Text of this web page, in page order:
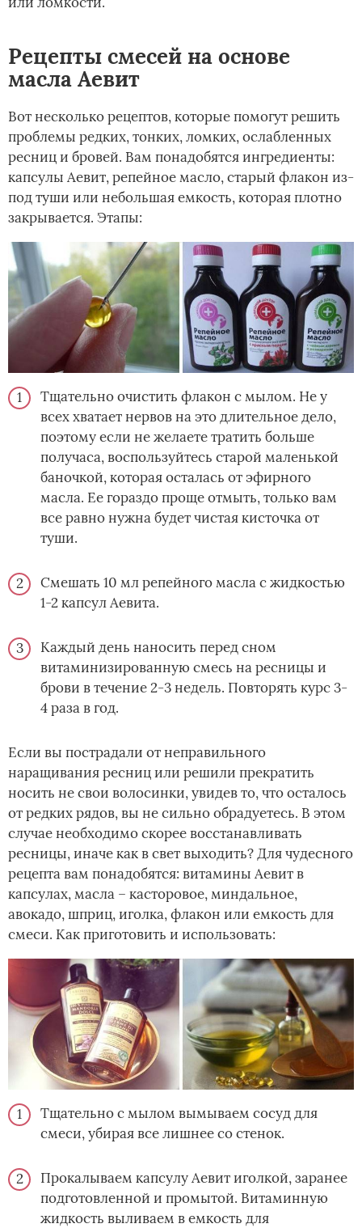
Рецепты смесей на основе
масла Аевит
Вот несколько рецептов, которые помогут решить
проблемы редких, тонких, ломких, ослабленных
ресниц и бровей. Вам понадобятся ингредиенты:
капсулы Аевит, репейное масло, старый флакон из-
под туши или небольшая емкость, которая плотно
закрывается. Этапы:
Тщательно очистить флакон с мылом. Не у
всех хватает нервов на это длительное дело,
поэтому если не желаете тратить больше
получаса, воспользуйтесь старой маленькой
баночкой, которая осталась от эфирного
масла. Ее гораздо проще отмыть, только вам
все равно нужна будет чистая кисточка от
туши.
Смешать 10 мл репейного масла с жидкостью
1-2 капсул Аевита.
Каждый день наносить перед сном
витаминизированную смесь на ресницы и
брови в течение 2-3 недель. Повторять курс 3-
4 раза в год.
Если вы пострадали от неправильного
наращивания ресниц или решили прекратить
носить не свои волосинки, увидев то, что осталось
от редких рядов, вы не сильно обрадуетесь. В этом
случае необходимо скорее восстанавливать
ресницы, иначе как в свет выходить? Для чудесного
рецепта вам понадобятся: витамины Аевит в
капсулах, масла – касторовое, миндальное,
авокадо, шприц, иголка, флакон или емкость для
смеси. Как приготовить и использовать:
Тщательно с мылом вымываем сосуд для
смеси, убирая все лишнее со стенок.
Прокалываем капсулу Аевит иголкой, заранее
подготовленной и промытой. Витаминную
жидкость выливаем в емкость для